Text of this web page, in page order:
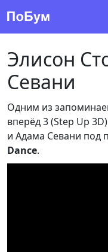
Элисон
Севани
Одним из
вперёд 3 (Step Up
и Адама Севани под
Dance.